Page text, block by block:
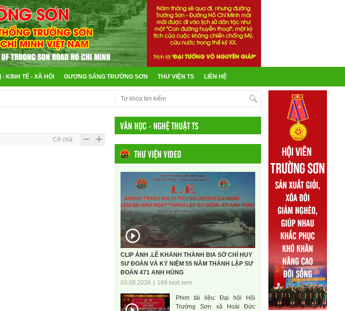
- KINH TẾ - XÃ HỘI GƯƠNG SÁNG TRƯỜNG SƠN THƯ VIỆN TS LIÊN HỆ
Cỡ chữ
VĂN HỌC - NGHỆ THUẬT TS
THƯ VIỆN VIDEO
CLIP ẢNH .LỄ KHÁNH THÀNH BIA SỞ CHỈ HUY
SƯ ĐOÀN VÀ KỶ NIỆM 55 NĂM THÀNH LẬP SƯ
ĐOÀN 471 ANH HÙNG
03.08.2026
169 lượt xem
Phim tài liệu: Đại hội Hội
Trường Sơn xã Hoài Đức